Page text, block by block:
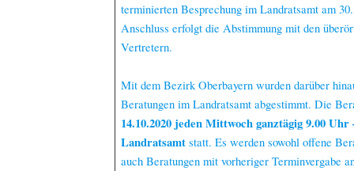
terminierten Besprechung im Landratsamt am
Anschluss erfolgt die Abstimmung mit den
Vertretern.
Mit dem Bezirk Oberbayern wurden darüber
Beratungen im Landratsamt abgestimmt. Die
14.10.2020 jeden Mittwoch ganztägig 9.00
Landratsamt statt. Es werden sowohl offene
auch Beratungen mit vorheriger Terminvergabe